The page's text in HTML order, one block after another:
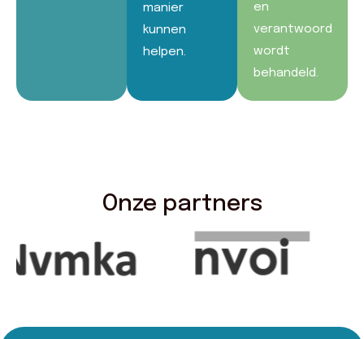
manier
kunnen
helpen.
en
verantwoord
wordt
behandeld.
Onze partners